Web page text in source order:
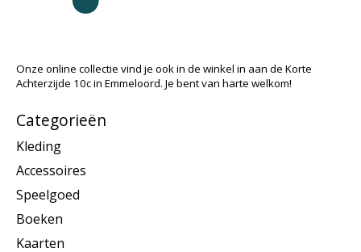
Onze online collectie vind je ook in de winkel in aan de Korte
Achterzijde 10c in Emmeloord. Je bent van harte welkom!
Categorieën
Kleding
Accessoires
Speelgoed
Boeken
Kaarten